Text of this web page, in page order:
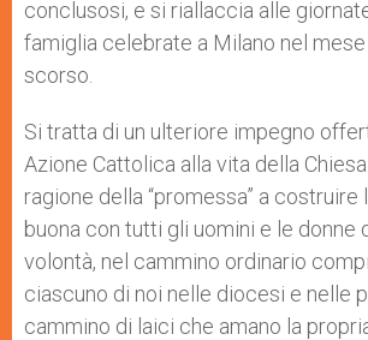
conclusosi, e si riallaccia alle
famiglia celebrate a Milano nel
scorso.
Si tratta di un ulteriore impegno
Azione Cattolica alla vita della
ragione della “promessa” a costruire
buona con tutti gli uomini e le donne
volontà, nel cammino ordinario
ciascuno di noi nelle diocesi e nelle
cammino di laici che amano la